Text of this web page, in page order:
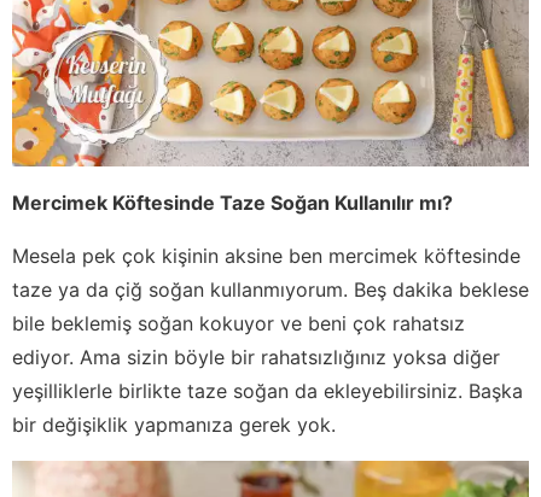
Mercimek Köftesinde Taze Soğan Kullanılır mı?
Mesela pek çok kişinin aksine ben mercimek köftesinde
taze ya da çiğ soğan kullanmıyorum. Beş dakika beklese
bile beklemiş soğan kokuyor ve beni çok rahatsız
ediyor. Ama sizin böyle bir rahatsızlığınız yoksa diğer
yeşilliklerle birlikte taze soğan da ekleyebilirsiniz. Başka
bir değişiklik yapmanıza gerek yok.